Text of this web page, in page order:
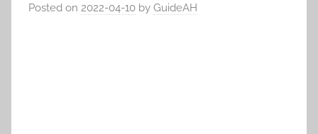
Posted on 2022-04-10 by GuideAH